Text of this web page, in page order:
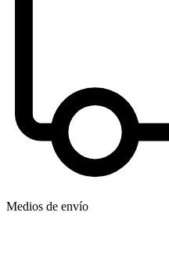
Medios de envío